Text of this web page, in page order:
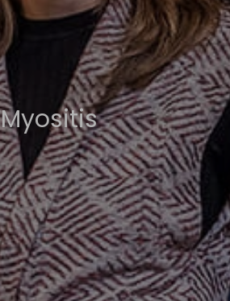
Myositis